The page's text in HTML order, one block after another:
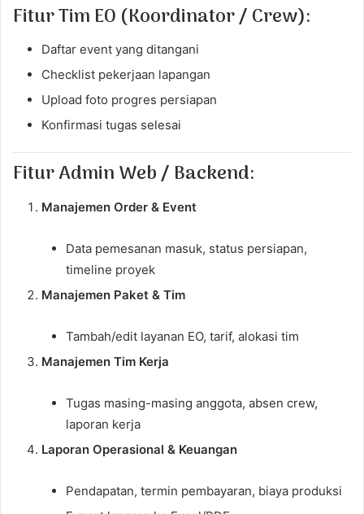
Fitur Tim EO (Koordinator / Crew):
Daftar event yang ditangani
Checklist pekerjaan lapangan
Upload foto progres persiapan
Konfirmasi tugas selesai
Fitur Admin Web / Backend:
Manajemen Order & Event
Data pemesanan masuk, status persiapan,
timeline proyek
Manajemen Paket & Tim
Tambah/edit layanan EO, tarif, alokasi tim
Manajemen Tim Kerja
Tugas masing-masing anggota, absen crew,
laporan kerja
Laporan Operasional & Keuangan
Pendapatan, termin pembayaran, biaya produksi